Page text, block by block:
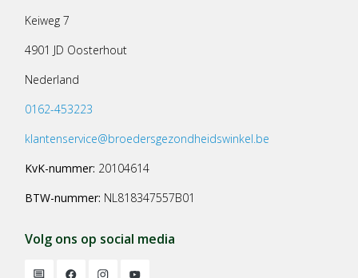
Keiweg 7
4901 JD Oosterhout
Nederland
0162-453223
klantenservice@broedersgezondheidswinkel.be
KvK-nummer: 20104614
BTW-nummer: NL818347557B01
Volg ons op social media